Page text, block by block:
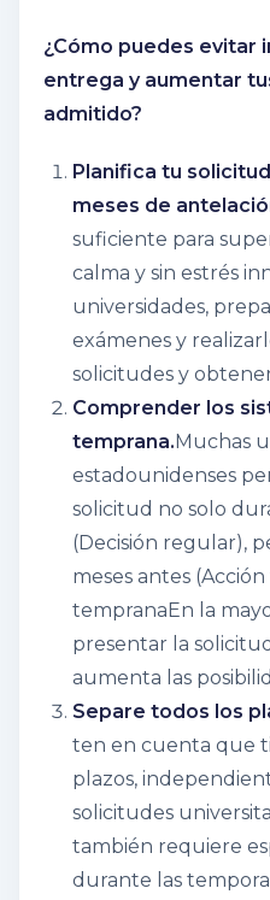
¿Cómo puedes evitar
entrega y aumentar
admitido?
Planifica tu
meses de
suficiente para
calma y sin estrés
universidades,
exámenes y
solicitudes y
Comprender los
temprana.Muchas
estadounidenses
solicitud no solo
(Decisión regular),
meses antes (
tempranaEn la
presentar la
aumenta las
Separe todos los
ten en cuenta que
plazos,
solicitudes
también requiere
durante las